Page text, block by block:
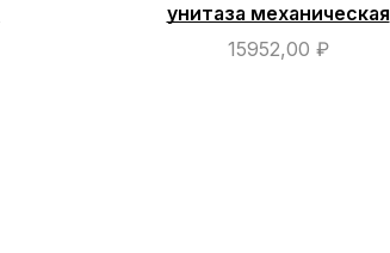
унитаза механическая
15952,00 ₽